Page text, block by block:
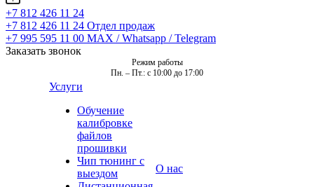
+7 812 426 11 24
+7 812 426 11 24 Отдел продаж
+7 995 595 11 00 MAX / Whatsapp / Telegram
Заказать звонок
Режим работы
Пн. – Пт.: с 10:00 до 17:00
Услуги
Обучение
калибровке
файлов
прошивки
Чип тюнинг с
выездом
О нас